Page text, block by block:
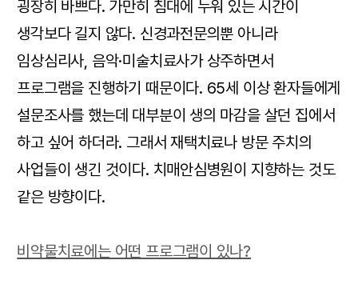
굉장히 바쁘다. 가만히 침대에 누워 있는 시간이
생각보다 길지 않다. 신경과전문의뿐 아니라
임상심리사, 음악·미술치료사가 상주하면서
프로그램을 진행하기 때문이다. 65세 이상 환자들에게
설문조사를 했는데 대부분이 생의 마감을 살던 집에서
하고 싶어 하더라. 그래서 재택치료나 방문 주치의
사업들이 생긴 것이다. 치매안심병원이 지향하는 것도
같은 방향이다.
비약물치료에는 어떤 프로그램이 있나?